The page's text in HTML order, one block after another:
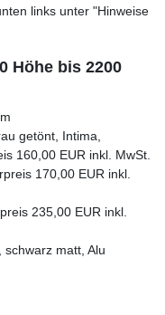
links unter "Hinweise
Höhe bis 2200
getönt, Intima,
160,00 EUR inkl. MwSt.
170,00 EUR inkl.
235,00 EUR inkl.
schwarz matt, Alu